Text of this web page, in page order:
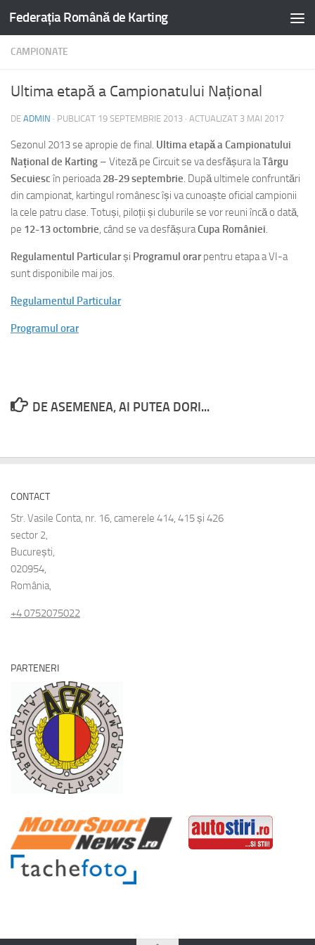
Federația Română de Karting
CAMPIONATE
Ultima etapă a Campionatului Național
DE ADMIN · PUBLICAT 19 SEPTEMBRIE 2013 · ACTUALIZAT 3 MAI 2017
Sezonul 2013 se apropie de final. Ultima etapă a Campionatului
Național de Karting – Viteză pe Circuit se va desfășura laTârgu
Secuiescîn perioada28-29 septembrie. După ultimele confruntări
din campionat, kartingul românesc își va cunoaște oficial campionii
la cele patru clase. Totuși, piloții și cluburile se vor reuni încă o dată,
pe 12-13 octombrie, când se va desfășuraCupa României.
Regulamentul Particularși Programul orarpentru etapa a VI-a
sunt disponibile mai jos.
Regulamentul Particular
Programul orar
DE ASEMENEA, AI PUTEA DORI...
CONTACT
Str. Vasile Conta, nr. 16, camerele 414, 415 și 426
sector 2,
București,
020954,
România,
+4 0752075022
PARTENERI